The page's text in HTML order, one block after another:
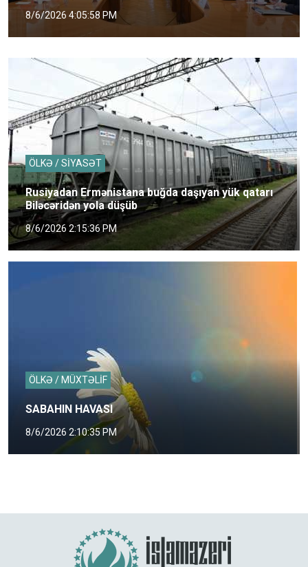
8/6/2026 4:05:58 PM
ÖLKƏ / SİYASƏT
Rusiyadan Ermənistana buğda daşıyan yük qatarı
Biləcəridən yola düşüb
8/6/2026 2:15:36 PM
ÖLKƏ / MÜXTƏLİF
SABAHIN HAVASI
8/6/2026 2:10:35 PM